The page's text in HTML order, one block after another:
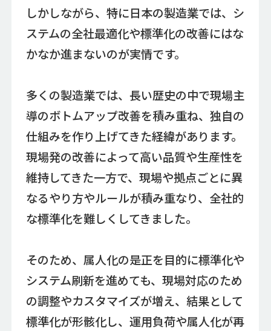
しかしながら、特に日本の製造業では、シ
ステムの全社最適化や標準化の改善にはな
かなか進まないのが実情です。
多くの製造業では、長い歴史の中で現場主
導のボトムアップ改善を積み重ね、独自の
仕組みを作り上げてきた経緯があります。
現場発の改善によって高い品質や生産性を
維持してきた一方で、現場や拠点ごとに異
なるやり方やルールが積み重なり、全社的
な標準化を難しくしてきました。
そのため、属人化の是正を目的に標準化や
システム刷新を進めても、現場対応のため
の調整やカスタマイズが増え、結果として
標準化が形骸化し、運用負荷や属人化が再